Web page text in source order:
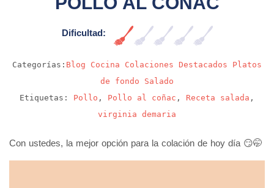
Dificultad:
Categorías: Blog Cocina Colaciones Destacados
Platos
de fondo
Salado
Etiquetas: Pollo , Pollo al coñac , Receta salada ,
virginia demaria
Con ustedes, la mejor opción para la colación de hoy día 😏🤭